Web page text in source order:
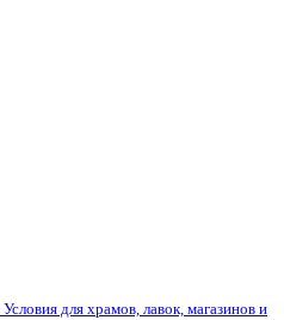
Условия для храмов, лавок, магазинов и